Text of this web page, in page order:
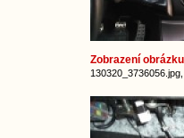
Zobrazení